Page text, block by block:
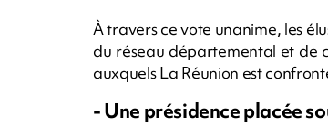
À travers ce vote unanime, les
du réseau départemental et de
auxquels La Réunion est
- Une présidence placée